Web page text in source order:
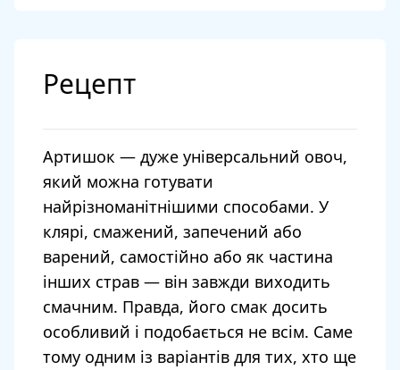
Рецепт
Артишок — дуже універсальний овоч,
який можна готувати
найрізноманітнішими способами. У
клярі, смажений, запечений або
варений, самостійно або як частина
інших страв — він завжди виходить
смачним. Правда, його смак досить
особливий і подобається не всім. Саме
тому одним із варіантів для тих, хто ще